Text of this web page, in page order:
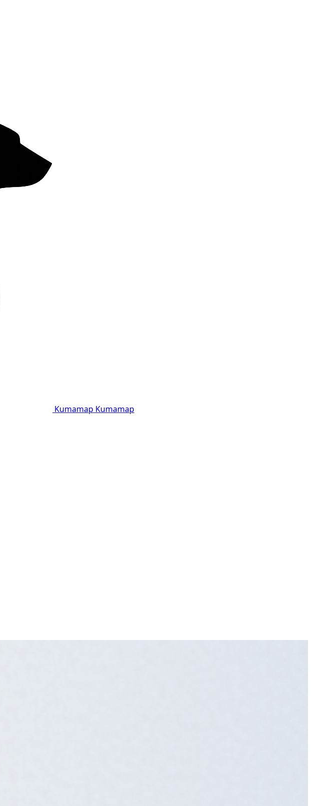
Kumamap Kumamap